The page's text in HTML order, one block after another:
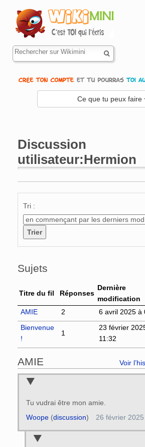
Ce que tu peux faire
Discussion
utilisateur:Hermion
Tri :
Sujets
Titre du fil Réponses
Dernière
modification
AMIE
2
6 avril 2025 à
Bienvenue
!
1
23 février
11:32
AMIE Voir
Tu vudrai être mon amie.
Woope(discussion) 26 février